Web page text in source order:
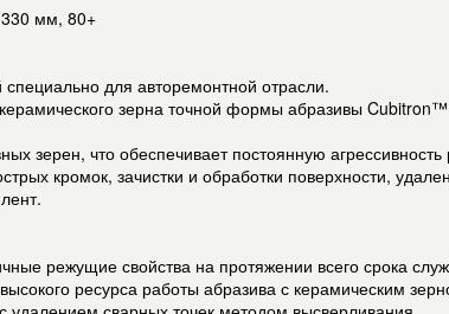
мм, 80+
для авторемонтной отрасли.
зерна точной формы абразивы
зерен, что обеспечивает постоянную
кромок, зачистки и обработки поверхности,
режущие свойства на протяжении всего срока
ресурса работы абразива с керамическим